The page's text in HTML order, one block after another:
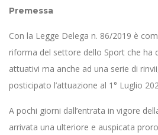
Premessa
Con la Legge Delega n. 86/2019 è
riforma del settore dello Sport che ha
attuativi ma anche ad una serie di
posticipato l’attuazione al 1° Luglio
A pochi giorni dall’entrata in vigore
arrivata una ulteriore e auspicata